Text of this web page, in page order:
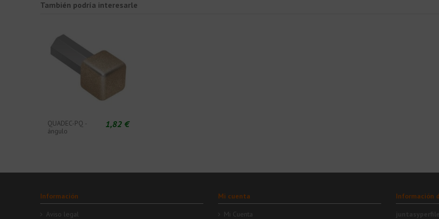
También podría interesarle
QUADEC-PQ -
ángulo
1,82 €
Información
Aviso legal
Mi cuenta
Mi Cuenta
Información